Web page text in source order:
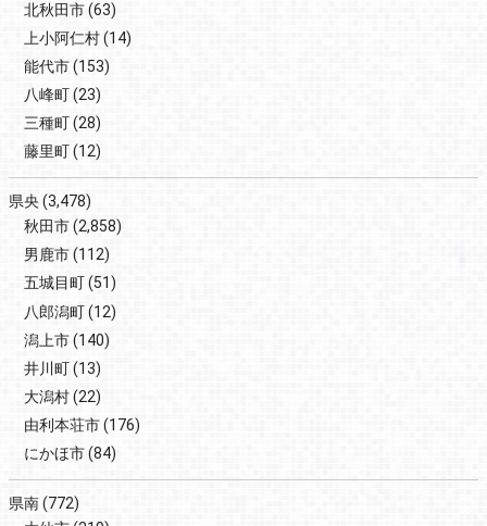
北秋田市(63)
上小阿仁村(14)
能代市(153)
八峰町(23)
三種町(28)
藤里町(12)
県央(3,478)
秋田市(2,858)
男鹿市(112)
五城目町(51)
八郎潟町(12)
潟上市(140)
井川町(13)
大潟村(22)
由利本荘市(176)
にかほ市(84)
県南(772)